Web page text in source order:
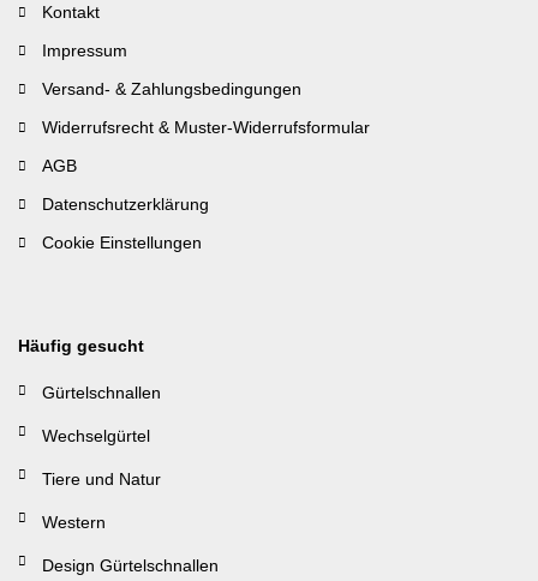
Kontakt
Impressum
Versand- & Zahlungsbedingungen
Widerrufsrecht & Muster-Widerrufsformular
AGB
Datenschutzerklärung
Cookie Einstellungen
Häufig gesucht
Gürtelschnallen
Wechselgürtel
Tiere und Natur
Western
Design Gürtelschnallen